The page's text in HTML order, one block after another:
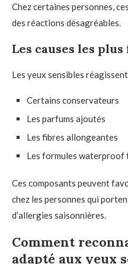
Chez certaines personnes,
des réactions désagréables.
Les causes les
Les yeux sensibles
Certains conservateurs
Les parfums ajoutés
Les fibres allongeantes
Les formules waterproof
Ces composants peuvent
chez les personnes qui
d’allergies saisonnières.
Comment
adapté aux yeux